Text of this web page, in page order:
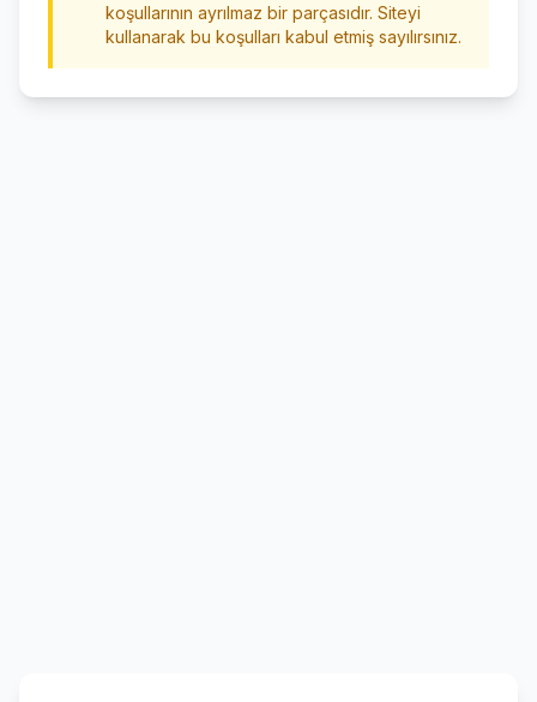
koşullarının ayrılmaz bir parçasıdır. Siteyi
kullanarak bu koşulları kabul etmiş sayılırsınız.